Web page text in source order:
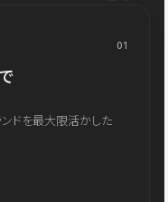
01
ドを最大限活かした